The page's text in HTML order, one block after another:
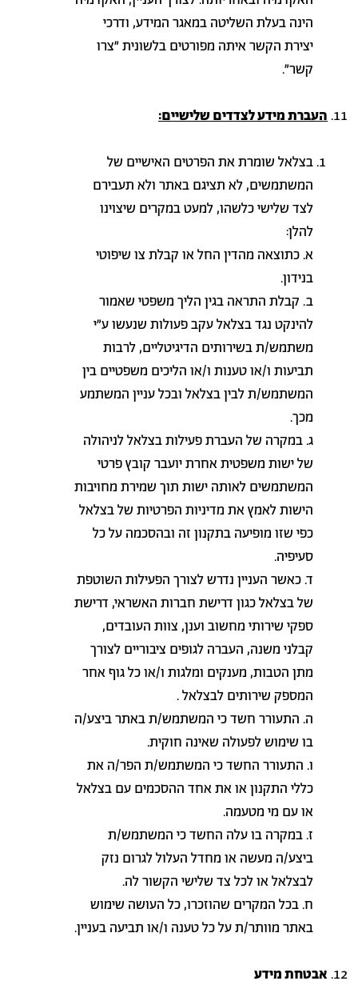
הינה בעלת השליטה במאגר המידע, ודרכי
יצירת הקשר איתה מפורטים בלשונית "צרו
קשר".
העברת מידע לצדדים שלישיים:
בצלאל שומרת את הפרטים האישיים של
המשתמשים, לא תציגם באתר ולא תעבירם
לצד שלישי כלשהו, למעט במקרים שיצוינו
להלן:
א. כתוצאה מהדין החל או קבלת צו שיפוטי
בנידון.
ב. קבלת התראה בגין הליך משפטי שאמור
להינקט נגד בצלאל עקב פעולות שנעשו ע"י
משתמש/ת בשירותים הדיגיטליים, לרבות
תביעות ו/או טענות ו/או הליכים משפטיים בין
המשתמש/ת לבין בצלאל ובכל עניין המשתמע
מכך.
ג. במקרה של העברת פעילות בצלאל לניהולה
של ישות משפטית אחרת יועבר קובץ פרטי
המשתמשים לאותה ישות תוך שמירת מחויבות
הישות לאמץ את מדיניות הפרטיות של בצלאל
כפי שזו מופיעה בתקנון זה ובהסכמה על כל
סעיפיה.
ד. כאשר העניין נדרש לצורך הפעילות השוטפת
של בצלאל כגון דרישת חברות האשראי, דרישת
ספקי שירותי מחשוב וענן, צוות העובדים,
קבלני משנה, העברה לגופים ציבוריים לצורך
מתן הטבות, מענקים ומלגות ו/או כל גוף אחר
המספק שירותים לבצלאל.
ה. התעורר חשד כי המשתמש/ת באתר ביצע/ה
בו שימוש לפעולה שאינה חוקית.
ו. התעורר החשד כי המשתמש/ת הפר/ה את
כללי התקנון או את אחד ההסכמים עם בצלאל
או עם מי מטעמה.
ז. במקרה בו עלה החשד כי המשתמש/ת
ביצע/ה מעשה או מחדל העלול לגרום נזק
לבצלאל או לכל צד שלישי הקשור לה.
ח. בכל המקרים שהוזכרו, כל העושה שימוש
באתר מוותר/ת על כל טענה ו/או תביעה בעניין.
אבטחת מידע